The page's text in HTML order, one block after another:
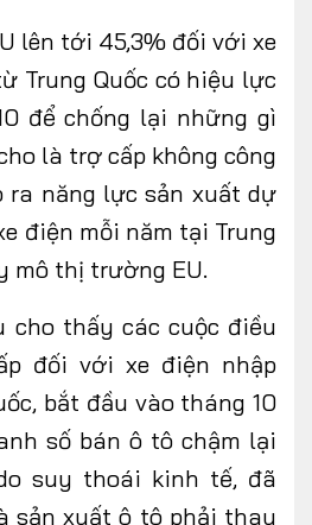
lên tới 45,3% đối với xe
Trung Quốc có hiệu lực
để chống lại những gì
là trợ cấp không công
ra năng lực sản xuất dự
điện mỗi năm tại Trung
mô thị trường EU.
cho thấy các cuộc điều
đối với xe điện nhập
bắt đầu vào tháng 10
số bán ô tô chậm lại
suy thoái kinh tế, đã
sản xuất ô tô phải thay